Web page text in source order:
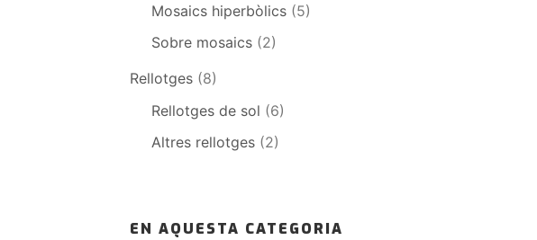
Mosaics hiperbòlics (5)
Sobre mosaics (2)
Rellotges (8)
Rellotges de sol (6)
Altres rellotges (2)
EN AQUESTA CATEGORIA